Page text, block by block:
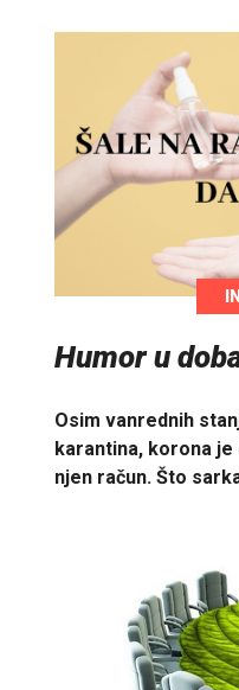
Humor u
Osim vanrednih
karantina, korona je
njen račun. Što